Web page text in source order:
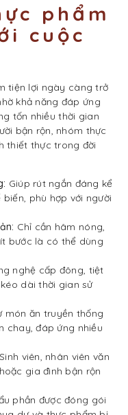
phẩm
cuộc
tiện lợi ngày càng trở
khả năng đáp ứng
tốn nhiều thời gian
bận rộn, nhóm thực
thiết thực trong đời
Giúp rút ngắn đáng kể
phù hợp với người
Chỉ cần hâm nóng,
bước là có thể dùng
nghệ cấp đông, tiệt
dài thời gian sử
món ăn truyền thống
chay, đáp ứng nhiều
Sinh viên, nhân viên văn
gia đình bận rộn
phần được đóng gói